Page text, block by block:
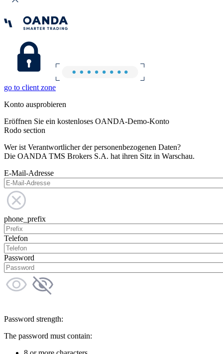
go to client zone
Konto ausprobieren
Eröffnen Sie ein kostenloses OANDA-Demo-Konto
Rodo section
Wer ist Verantwortlicher der personenbezogenen Daten?
Die OANDA TMS Brokers S.A. hat ihren Sitz in Warschau.
E-Mail-Adresse
phone_prefix
Telefon
Password
Password strength:
The password must contain: